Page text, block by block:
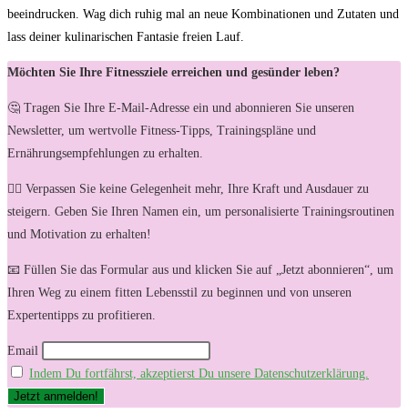
beeindrucken. Wag dich ruhig mal an neue Kombinationen und Zutaten und
lass deiner kulinarischen Fantasie freien Lauf.
Möchten Sie Ihre Fitnessziele erreichen und gesünder leben?
🤔 Tragen Sie Ihre E-Mail-Adresse ein und abonnieren Sie unseren
Newsletter, um wertvolle Fitness-Tipps, Trainingspläne und
Ernährungsempfehlungen zu erhalten.
🏋️‍♀️ Verpassen Sie keine Gelegenheit mehr, Ihre Kraft und Ausdauer zu
steigern. Geben Sie Ihren Namen ein, um personalisierte Trainingsroutinen
und Motivation zu erhalten!
📧 Füllen Sie das Formular aus und klicken Sie auf „Jetzt abonnieren“, um
Ihren Weg zu einem fitten Lebensstil zu beginnen und von unseren
Expertentipps zu profitieren.
Email
Indem Du fortfährst, akzeptierst Du unsere Datenschutzerklärung.